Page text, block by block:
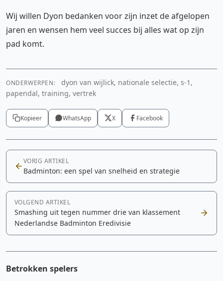
Wij willen Dyon bedanken voor zijn inzet de afgelopen
jaren en wensen hem veel succes bij alles wat op zijn
pad komt.
ONDERWERPEN:
dyon van wijlick, nationale selectie, s-1,
papendal, training, vertrek
Kopieer WhatsApp X Facebook
VORIG ARTIKEL
Badminton: een spel van snelheid en strategie
VOLGEND ARTIKEL
Smashing uit tegen nummer drie van klassement
Nederlandse Badminton Eredivisie
Betrokken spelers